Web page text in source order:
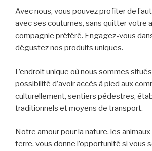
Avec nous, vous pouvez profiter de
avec ses coutumes, sans quitter votre
compagnie préféré. Engagez-vous
dégustez nos produits uniques.
L’endroit unique où nous sommes
possibilité d’avoir accès à pied aux
culturellement, sentiers pédestres,
traditionnels et moyens de transport.
Notre amour pour la nature, les
terre, vous donne l’opportunité si vous